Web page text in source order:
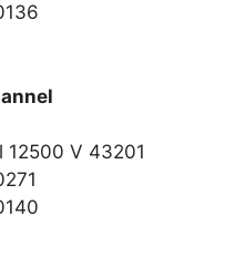
12500 V 43201